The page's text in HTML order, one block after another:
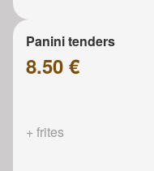
Panini tenders
8.50 €
+ frites